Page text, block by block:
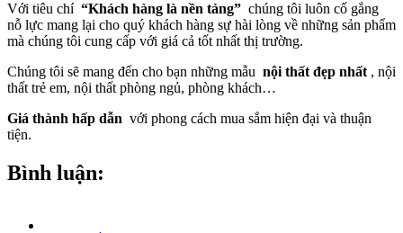
Với tiêu chí “Khách hàng là nền tảng” chúng tôi luôn cố gắng
nỗ lực mang lại cho quý khách hàng sự hài lòng về những sản phẩm
mà chúng tôi cung cấp với giá cả tốt nhất thị trường.
Chúng tôi sẽ mang đến cho bạn những mẫu nội thất đẹp nhất , nội
thất trẻ em, nội thất phòng ngủ, phòng khách…
Giá thành hấp dẫn với phong cách mua sắm hiện đại và thuận
tiện.
Bình luận: